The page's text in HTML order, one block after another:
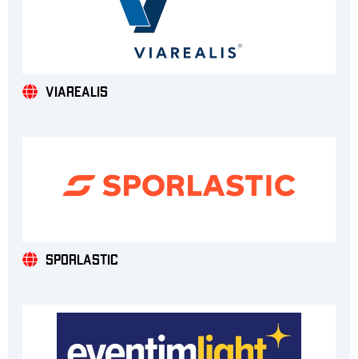
Viarealis
Sporlastic